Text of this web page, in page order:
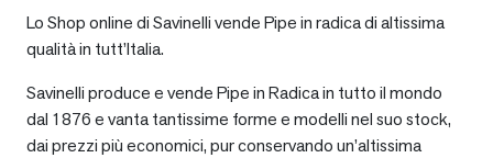
Lo Shop online di Savinelli vende Pipe in radica di altissima
qualità in tutt’Italia.
Savinelli produce e vende Pipe in Radica in tutto il mondo
dal 1876 e vanta tantissime forme e modelli nel suo stock,
dai prezzi più economici, pur conservando un’altissima